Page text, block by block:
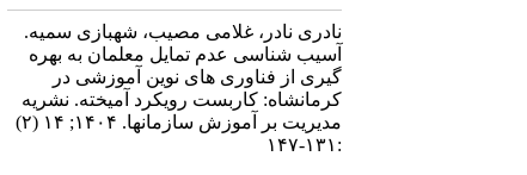
نادری نادر، غلامی مصیب، شهبازی سمیه.
آسیب شناسی عدم تمایل معلمان به بهره
گیری از فناوری های نوین آموزشی در
کرمانشاه: کاربست رویکرد آمیخته. نشریه
مديريت بر آموزش سازمانها. ۱۴۰۴; ۱۴ (۲)
:۱۳۱-۱۴۷